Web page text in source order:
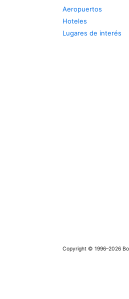
Aeropuertos
Hoteles
Lugares de interés
Copyright © 1996–2026